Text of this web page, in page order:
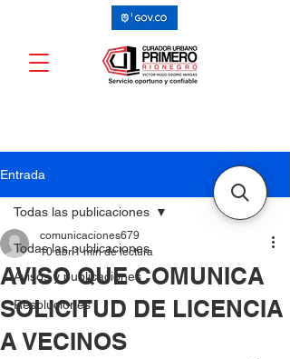
Entrada
Todas las publicaciones
Avisos y publicaciones
Resoluciones
Todas las publicaciones
AVISO QUE COMUNICA
SOLICITUD DE LICENCIA
A VECINOS
comunicaciones679
10 abr 1 min de lectura